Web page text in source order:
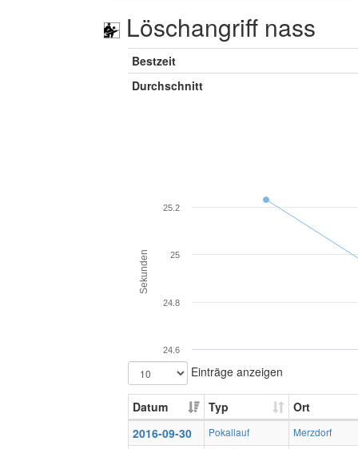
Löschangriff nass
Bestzeit
Durchschnitt
Sekunden
24.6
24.8
25
25.2
Einträge anzeigen
Datum Typ
Ort
2016-09-30
Pokallauf Merzdorf